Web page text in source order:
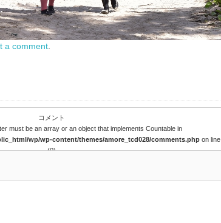
a comment
コメント
must be an array or an object that implements Countable in
wp/wp-content/themes/amore_tcd028/comments.phpon line
(0)